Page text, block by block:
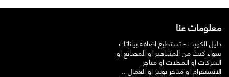
معلومات عنا
دليل الكويت - تستطيع اضافة بياناتك
سواء كنت من المشاهير او المصانع او
الشركات او المحلات او متاجر
الانستقرام او متاجر تويتر او العمال ..